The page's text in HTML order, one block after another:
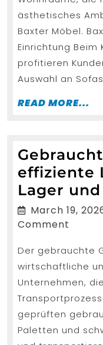
ästhetisches
Baxter Möbel.
Einrichtung Beim
profitieren
Auswahl an
READ MORE...
effiziente
Lager
March 19,
Comment
Der gebrauchte
wirtschaftliche
Unternehmen,
geprüften
Paletten und